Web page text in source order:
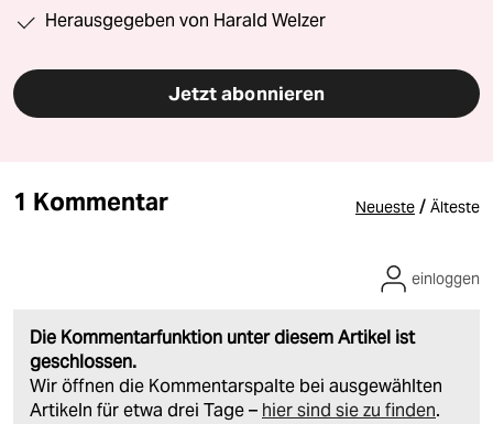
Herausgegeben von Harald Welzer
Jetzt abonnieren
1 Kommentar Neueste / Älteste
Die Kommentarfunktion unter diesem Artikel ist
geschlossen.
Wir öffnen die Kommentarspalte bei ausgewählten
Artikeln für etwa drei Tage – hier sind sie zu finden.
einloggen